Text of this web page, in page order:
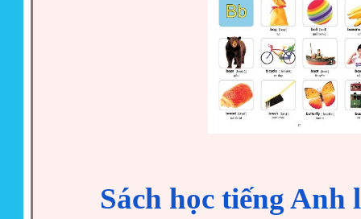
Sách học tiếng